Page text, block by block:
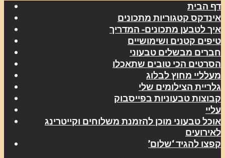
דף הבית
אינדקס קטגוריות מתכונים
איך לטבען מתכונים- המדריך
טיפים קטנים ושימושיים
חברים מבשלים טבעוני
הסרטים הכי טובים שתאכלו
מעלליי מחוץ לבלוג
גלריית הצילומים שלי
קבוצות טבעוניות בפייסבוק
עליי
אוכל טבעוני מוכן להזמנת משלוחים וקייטרינג
לאירועים
קפצו להגיד ‘שלום’